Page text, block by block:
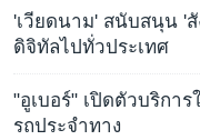
'เวียดนาม' สนับสนุน 'สั
ดิจิทัลไปทั่วประเทศ
"อูเบอร์" เปิดตัวบริกา
รถประจำทาง